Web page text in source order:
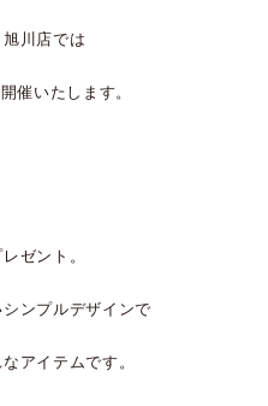
川店では
催いたします。
ゼント。
ンプルデザインで
アイテムです。